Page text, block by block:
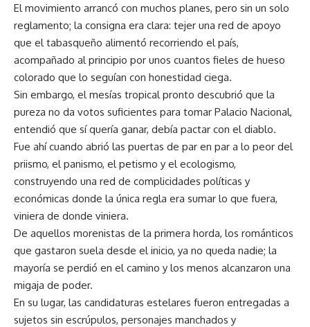
El movimiento arrancó con muchos planes, pero sin un solo
reglamento; la consigna era clara: tejer una red de apoyo
que el tabasqueño alimentó recorriendo el país,
acompañado al principio por unos cuantos fieles de hueso
colorado que lo seguían con honestidad ciega.
Sin embargo, el mesías tropical pronto descubrió que la
pureza no da votos suficientes para tomar Palacio Nacional,
entendió que sí quería ganar, debía pactar con el diablo.
Fue ahí cuando abrió las puertas de par en par a lo peor del
priismo, el panismo, el petismo y el ecologismo,
construyendo una red de complicidades políticas y
económicas donde la única regla era sumar lo que fuera,
viniera de donde viniera.
De aquellos morenistas de la primera horda, los románticos
que gastaron suela desde el inicio, ya no queda nadie; la
mayoría se perdió en el camino y los menos alcanzaron una
migaja de poder.
En su lugar, las candidaturas estelares fueron entregadas a
sujetos sin escrúpulos, personajes manchados y